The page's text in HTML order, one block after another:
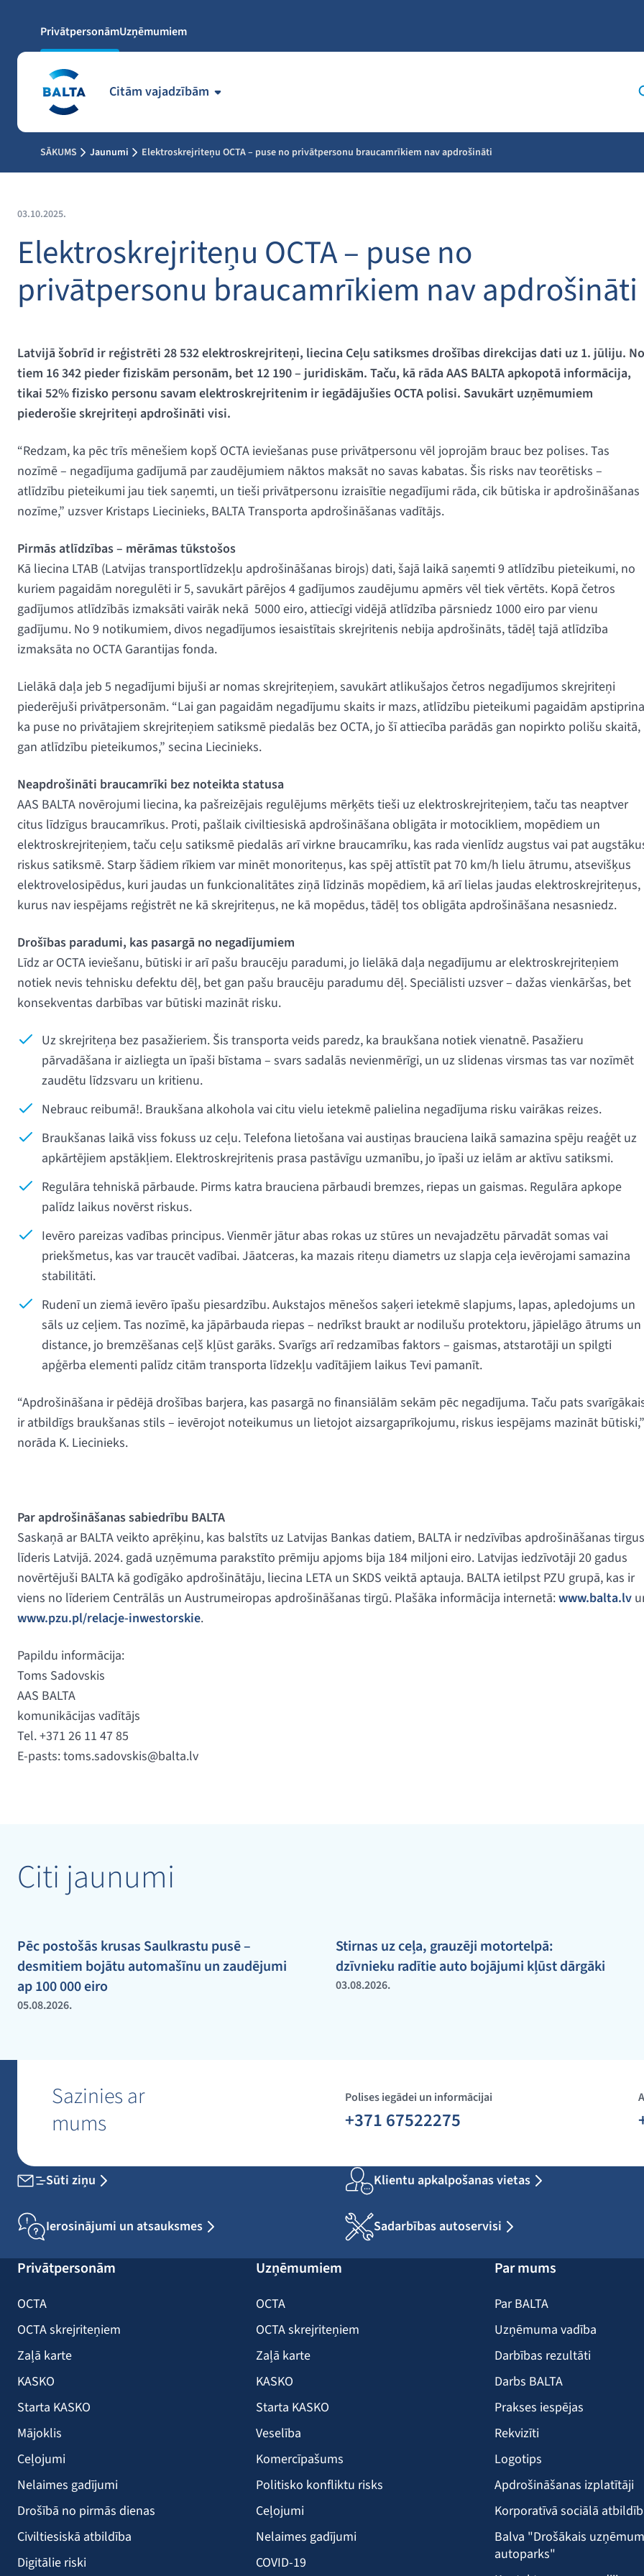
PrivātpersonāmUzņēmumiem
Citām vajadzībām
SĀKUMS Jaunumi Elektroskrejriteņu OCTA – puse no privātpersonu braucamrīkiem nav apdrošināti
03.10.2025.
Elektroskrejriteņu OCTA – puse no
privātpersonu braucamrīkiem nav apdrošināti
Latvijā šobrīd ir reģistrēti 28 532 elektroskrejriteņi, liecina Ceļu satiksmes drošības direkcijas dati uz 1. jūliju. No
tiem 16 342 pieder fiziskām personām, bet 12 190 – juridiskām. Taču, kā rāda AAS BALTA apkopotā informācija,
tikai 52% fizisko personu savam elektroskrejritenim ir iegādājušies OCTA polisi. Savukārt uzņēmumiem
piederošie skrejriteņi apdrošināti visi.
“Redzam, ka pēc trīs mēnešiem kopš OCTA ieviešanas puse privātpersonu vēl joprojām brauc bez polises. Tas
nozīmē – negadījuma gadījumā par zaudējumiem nāktos maksāt no savas kabatas. Šis risks nav teorētisks –
atlīdzību pieteikumi jau tiek saņemti, un tieši privātpersonu izraisītie negadījumi rāda, cik būtiska ir apdrošināšanas
nozīme,” uzsver Kristaps Liecinieks, BALTA Transporta apdrošināšanas vadītājs.
Pirmās atlīdzības – mērāmas tūkstošos
Kā liecina LTAB (Latvijas transportlīdzekļu apdrošināšanas birojs) dati, šajā laikā saņemti 9 atlīdzību pieteikumi, no
kuriem pagaidām noregulēti ir 5, savukārt pārējos 4 gadījumos zaudējumu apmērs vēl tiek vērtēts. Kopā četros
gadījumos atlīdzībās izmaksāti vairāk nekā 5000 eiro, attiecīgi vidējā atlīdzība pārsniedz 1000 eiro par vienu
gadījumu. No 9 notikumiem, divos negadījumos iesaistītais skrejritenis nebija apdrošināts, tādēļ tajā atlīdzība
izmaksāta no OCTA Garantijas fonda.
Lielākā daļa jeb 5 negadījumi bijuši ar nomas skrejriteņiem, savukārt atlikušajos četros negadījumos skrejriteņi
piederējuši privātpersonām. “Lai gan pagaidām negadījumu skaits ir mazs, atlīdzību pieteikumi pagaidām
ka puse no privātajiem skrejriteņiem satiksmē piedalās bez OCTA, jo šī attiecība parādās gan nopirkto polišu skaitā,
gan atlīdzību pieteikumos,” secina Liecinieks.
Neapdrošināti braucamrīki bez noteikta statusa
AAS BALTA novērojumi liecina, ka pašreizējais regulējums mērķēts tieši uz elektroskrejriteņiem, taču tas neaptver
citus līdzīgus braucamrīkus. Proti, pašlaik civiltiesiskā apdrošināšana obligāta ir motocikliem, mopēdiem un
elektroskrejriteņiem, taču ceļu satiksmē piedalās arī virkne braucamrīku, kas rada vienlīdz augstus vai pat
riskus satiksmē. Starp šādiem rīkiem var minēt monoriteņus, kas spēj attīstīt pat 70 km/h lielu ātrumu, atsevišķus
elektrovelosipēdus, kuri jaudas un funkcionalitātes ziņā līdzinās mopēdiem, kā arī lielas jaudas elektroskrejriteņus,
kurus nav iespējams reģistrēt ne kā skrejriteņus, ne kā mopēdus, tādēļ tos obligāta apdrošināšana nesasniedz.
Drošības paradumi, kas pasargā no negadījumiem
Līdz ar OCTA ieviešanu, būtiski ir arī pašu braucēju paradumi, jo lielākā daļa negadījumu ar elektroskrejriteņiem
notiek nevis tehnisku defektu dēļ, bet gan pašu braucēju paradumu dēļ. Speciālisti uzsver – dažas vienkāršas, bet
konsekventas darbības var būtiski mazināt risku.
Uz skrejriteņa bez pasažieriem. Šis transporta veids paredz, ka braukšana notiek vienatnē. Pasažieru
pārvadāšana ir aizliegta un īpaši bīstama – svars sadalās nevienmērīgi, un uz slidenas virsmas tas var nozīmēt
zaudētu līdzsvaru un kritienu.
Nebrauc reibumā!. Braukšana alkohola vai citu vielu ietekmē palielina negadījuma risku vairākas reizes.
Braukšanas laikā viss fokuss uz ceļu. Telefona lietošana vai austiņas brauciena laikā samazina spēju reaģēt uz
apkārtējiem apstākļiem. Elektroskrejritenis prasa pastāvīgu uzmanību, jo īpaši uz ielām ar aktīvu satiksmi.
Regulāra tehniskā pārbaude. Pirms katra brauciena pārbaudi bremzes, riepas un gaismas. Regulāra apkope
palīdz laikus novērst riskus.
Ievēro pareizas vadības principus. Vienmēr jātur abas rokas uz stūres un nevajadzētu pārvadāt somas vai
priekšmetus, kas var traucēt vadībai. Jāatceras, ka mazais riteņu diametrs uz slapja ceļa ievērojami samazina
stabilitāti.
Rudenī un ziemā ievēro īpašu piesardzību. Aukstajos mēnešos saķeri ietekmē slapjums, lapas, apledojums un
sāls uz ceļiem. Tas nozīmē, ka jāpārbauda riepas – nedrīkst braukt ar nodilušu protektoru, jāpielāgo ātrums un
distance, jo bremzēšanas ceļš kļūst garāks. Svarīgs arī redzamības faktors – gaismas, atstarotāji un spilgti
apģērba elementi palīdz citām transporta līdzekļu vadītājiem laikus Tevi pamanīt.
“Apdrošināšana ir pēdējā drošības barjera, kas pasargā no finansiālām sekām pēc negadījuma. Taču pats
ir atbildīgs braukšanas stils – ievērojot noteikumus un lietojot aizsargaprīkojumu, riskus iespējams mazināt būtiski,”
norāda K. Liecinieks.
Par apdrošināšanas sabiedrību BALTA
Saskaņā ar BALTA veikto aprēķinu, kas balstīts uz Latvijas Bankas datiem, BALTA ir nedzīvības apdrošināšanas tirgus
līderis Latvijā. 2024. gadā uzņēmuma parakstīto prēmiju apjoms bija 184 miljoni eiro. Latvijas iedzīvotāji 20 gadus
novērtējuši BALTA kā godīgāko apdrošinātāju, liecina LETA un SKDS veiktā aptauja. BALTA ietilpst PZU grupā, kas ir
viens no līderiem Centrālās un Austrumeiropas apdrošināšanas tirgū. Plašāka informācija internetā:www.balta.lv
www.pzu.pl/relacje-inwestorskie.
Papildu informācija:
Toms Sadovskis
AAS BALTA
komunikācijas vadītājs
Tel. +371 26 11 47 85
E-pasts:toms.sadovskis@balta.lv
Citi jaunumi
Pēc postošās krusas Saulkrastu pusē –
desmitiem bojātu automašīnu un zaudējumi
ap 100 000 eiro
05.08.2026.
Stirnas uz ceļa, grauzēji motortelpā:
dzīvnieku radītie auto bojājumi kļūst dārgāki
03.08.2026.
Sazinies ar
mums
Polises iegādei un informācijai
+371 67522275
Sūti ziņu Klientu apkalpošanas vietas
Ierosinājumi un atsauksmes Sadarbības autoservisi
Privātpersonām
OCTA
OCTA skrejriteņiem
Zaļā karte
KASKO
Starta KASKO
Mājoklis
Ceļojumi
Nelaimes gadījumi
Drošībā no pirmās dienas
Civiltiesiskā atbildība
Digitālie riski
Uzņēmumiem
OCTA
OCTA skrejriteņiem
Zaļā karte
KASKO
Starta KASKO
Veselība
Komercīpašums
Politisko konfliktu risks
Ceļojumi
Nelaimes gadījumi
COVID-19
Par mums
Par BALTA
Uzņēmuma vadība
Darbības rezultāti
Darbs BALTA
Prakses iespējas
Rekvizīti
Logotips
Apdrošināšanas izplatītāji
Korporatīvā sociālā
Balva "Drošākais
autoparks"